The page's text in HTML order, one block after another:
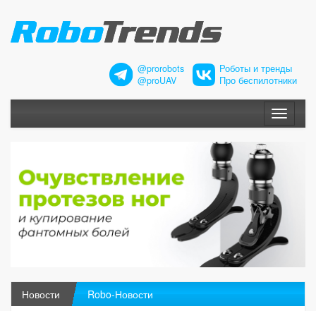
@prorobots
@proUAV
Роботы и тренды
Про беспилотники
Меню
Новости Robo-Новости